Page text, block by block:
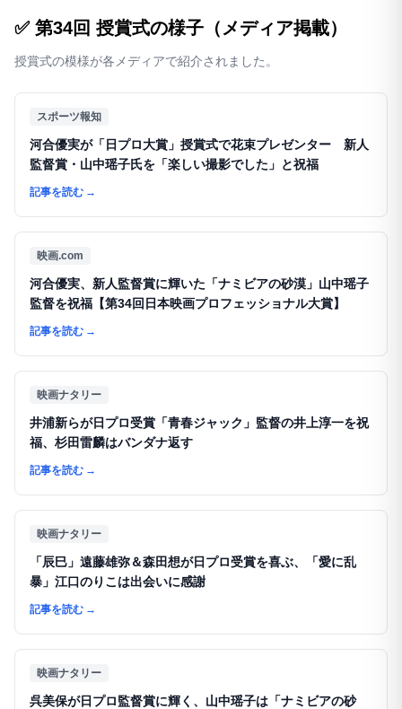
✅ 第34回 授賞式の様子（メディア掲載）
授賞式の模様が各メディアで紹介されました。
スポーツ報知
河合優実が「日プロ大賞」授賞式で花束プレゼンター 新人
監督賞・山中瑶子氏を「楽しい撮影でした」と祝福
記事を読む →
映画.com
河合優実、新人監督賞に輝いた「ナミビアの砂漠」山中瑶子
監督を祝福【第34回日本映画プロフェッショナル大賞】
記事を読む →
映画ナタリー
井浦新らが日プロ受賞「青春ジャック」監督の井上淳一を祝
福、杉田雷麟はバンダナ返す
記事を読む →
映画ナタリー
「辰巳」遠藤雄弥＆森田想が日プロ受賞を喜ぶ、「愛に乱
暴」江口のりこは出会いに感謝
記事を読む →
映画ナタリー
呉美保が日プロ監督賞に輝く、山中瑶子は「ナミビアの砂